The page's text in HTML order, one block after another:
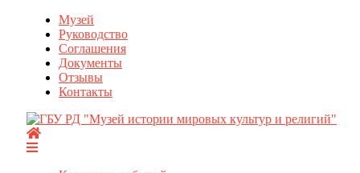
Перейти
содержимому
Музей
Руководство
Соглашения
Документы
Отзывы
Контакты